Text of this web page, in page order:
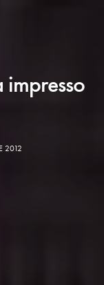
impresso
2012